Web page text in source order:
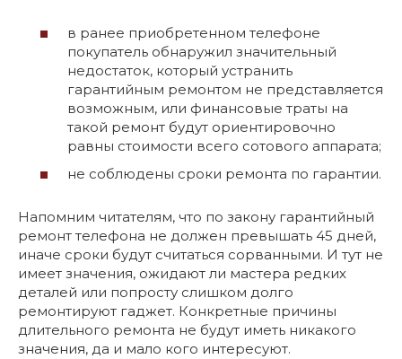
в ранее приобретенном телефоне
покупатель обнаружил значительный
недостаток, который устранить
гарантийным ремонтом не представляется
возможным, или финансовые траты на
такой ремонт будут ориентировочно
равны стоимости всего сотового аппарата;
не соблюдены сроки ремонта по гарантии.
Напомним читателям, что по закону гарантийный
ремонт телефона не должен превышать 45 дней,
иначе сроки будут считаться сорванными. И тут не
имеет значения, ожидают ли мастера редких
деталей или попросту слишком долго
ремонтируют гаджет. Конкретные причины
длительного ремонта не будут иметь никакого
значения, да и мало кого интересуют.